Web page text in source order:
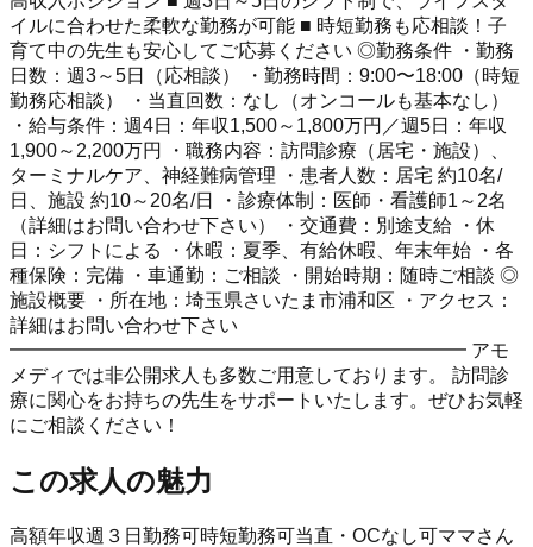
イルに合わせた柔軟な勤務が可能 ■ 時短勤務も応相談！子
育て中の先生も安心してご応募ください ◎勤務条件 ・勤務
日数：週3～5日（応相談） ・勤務時間：9:00〜18:00（時短
勤務応相談） ・当直回数：なし（オンコールも基本なし）
・給与条件：週4日：年収1,500～1,800万円／週5日：年収
1,900～2,200万円 ・職務内容：訪問診療（居宅・施設）、
ターミナルケア、神経難病管理 ・患者人数：居宅 約10名/
日、施設 約10～20名/日 ・診療体制：医師・看護師1～2名
（詳細はお問い合わせ下さい） ・交通費：別途支給 ・休
日：シフトによる ・休暇：夏季、有給休暇、年末年始 ・各
種保険：完備 ・車通勤：ご相談 ・開始時期：随時ご相談 ◎
施設概要 ・所在地：埼玉県さいたま市浦和区 ・アクセス：
詳細はお問い合わせ下さい
━━━━━━━━━━━━━━━━━━━━━━━━ アモ
メディでは非公開求人も多数ご用意しております。 訪問診
療に関心をお持ちの先生をサポートいたします。ぜひお気軽
にご相談ください！
この求人の魅力
高額年収週３日勤務可時短勤務可当直・OCなし可ママさん